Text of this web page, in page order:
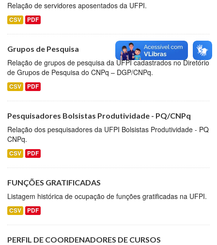
Relação de servidores aposentados da UFPI.
CSV PDF
Grupos de Pesquisa
Relação de grupos de pesquisa da UFPI cadastrados no Diretório
de Grupos de Pesquisa do CNPq – DGP/CNPq.
CSV PDF
Pesquisadores Bolsistas Produtividade - PQ/CNPq
Relação dos pesquisadores da UFPI Bolsistas Produtividade - PQ
CNPq.
CSV PDF
FUNÇÕES GRATIFICADAS
Listagem histórica de ocupação de funções gratificadas na UFPI.
CSV PDF
PERFIL DE COORDENADORES DE CURSOS